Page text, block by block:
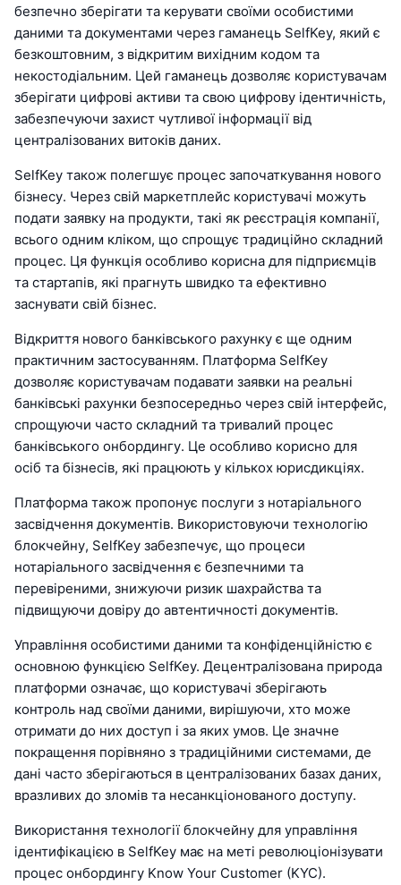
безпечно зберігати та керувати своїми особистими
даними та документами через гаманець SelfKey, який є
безкоштовним, з відкритим вихідним кодом та
некостодіальним. Цей гаманець дозволяє користувачам
зберігати цифрові активи та свою цифрову ідентичність,
забезпечуючи захист чутливої інформації від
централізованих витоків даних.
SelfKey також полегшує процес започаткування нового
бізнесу. Через свій маркетплейс користувачі можуть
подати заявку на продукти, такі як реєстрація компанії,
всього одним кліком, що спрощує традиційно складний
процес. Ця функція особливо корисна для підприємців
та стартапів, які прагнуть швидко та ефективно
заснувати свій бізнес.
Відкриття нового банківського рахунку є ще одним
практичним застосуванням. Платформа SelfKey
дозволяє користувачам подавати заявки на реальні
банківські рахунки безпосередньо через свій інтерфейс,
спрощуючи часто складний та тривалий процес
банківського онбордингу. Це особливо корисно для
осіб та бізнесів, які працюють у кількох юрисдикціях.
Платформа також пропонує послуги з нотаріального
засвідчення документів. Використовуючи технологію
блокчейну, SelfKey забезпечує, що процеси
нотаріального засвідчення є безпечними та
перевіреними, знижуючи ризик шахрайства та
підвищуючи довіру до автентичності документів.
Управління особистими даними та конфіденційністю є
основною функцією SelfKey. Децентралізована природа
платформи означає, що користувачі зберігають
контроль над своїми даними, вирішуючи, хто може
отримати до них доступ і за яких умов. Це значне
покращення порівняно з традиційними системами, де
дані часто зберігаються в централізованих базах даних,
вразливих до зломів та несанкціонованого доступу.
Використання технології блокчейну для управління
ідентифікацією в SelfKey має на меті революціонізувати
процес онбордингу Know Your Customer (KYC).